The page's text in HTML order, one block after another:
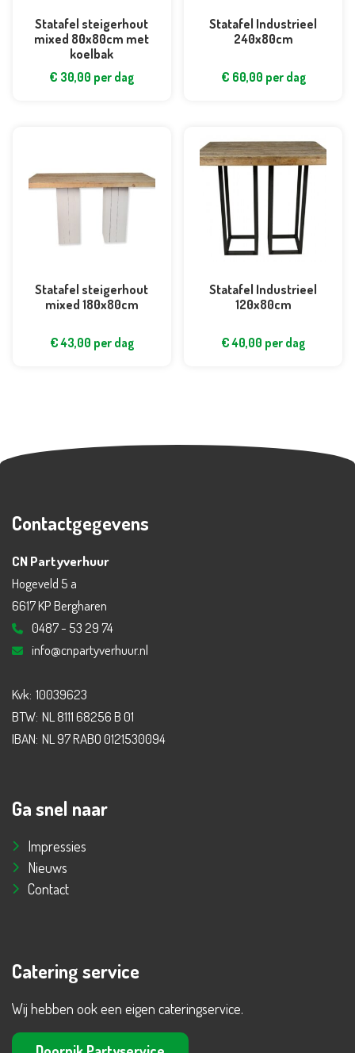
Statafel steigerhout
mixed 80x80cm met
koelbak
€ 30,00 per dag
Statafel Industrieel
240x80cm
€ 60,00 per dag
Statafel steigerhout
mixed 180x80cm
€43,00 per dag
Statafel Industrieel
120x80cm
€40,00 per dag
Contactgegevens
CN Partyverhuur
Hogeveld 5 a
6617 KP Bergharen
0487 - 53 29 74
info@cnpartyverhuur.nl
Kvk: 10039623
BTW: NL 8111 68256 B 01
IBAN: NL 97 RABO 0121530094
Ga snel naar
Impressies
Nieuws
Contact
Catering service
Wij hebben ook een eigen cateringservice.